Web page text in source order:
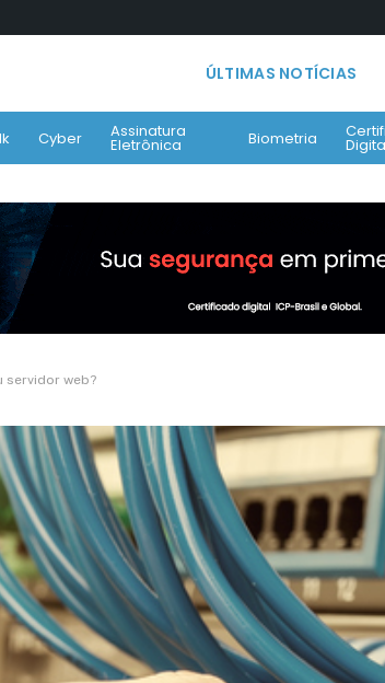
ÚLTIMAS NOTÍCIAS
Cyber Assinatura
Eletrônica Biometria
servidor web?